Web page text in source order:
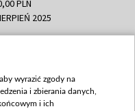
PLN
2025
PLN
350
wyrazić zgody na
i zbierania danych,
i ich